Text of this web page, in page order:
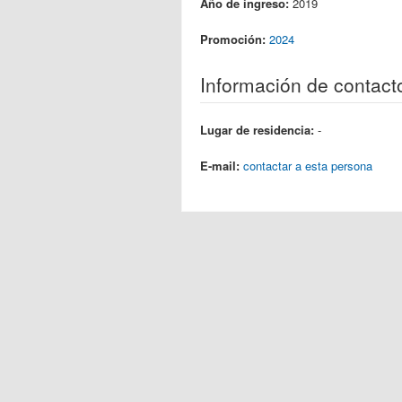
Promoción: 2024
Información de
Lugar de residencia: -
E-mail: contactar a esta persona